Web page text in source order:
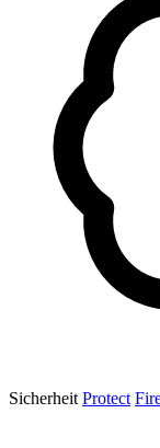
Sicherheit Protect